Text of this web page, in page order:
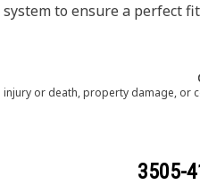
to ensure a perfect
or death, property damage, or